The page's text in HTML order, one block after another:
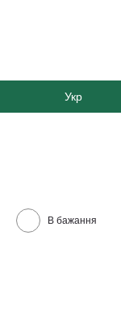
Укр
В бажання